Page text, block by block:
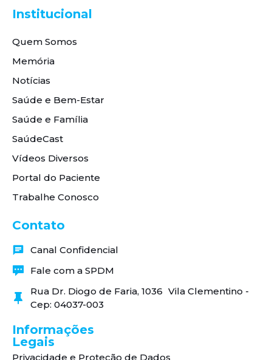
Institucional
Quem Somos
Memória
Notícias
Saúde e Bem-Estar
Saúde e Família
SaúdeCast
Vídeos Diversos
Portal do Paciente
Trabalhe Conosco
Contato
Canal Confidencial
Fale com a SPDM
Rua Dr. Diogo de Faria, 1036 Vila Clementino -
Cep: 04037-003
Informações
Legais
Privacidade e Proteção de Dados